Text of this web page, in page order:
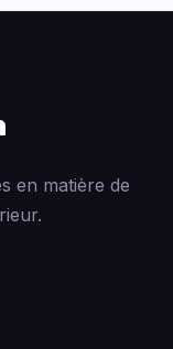
en matière de